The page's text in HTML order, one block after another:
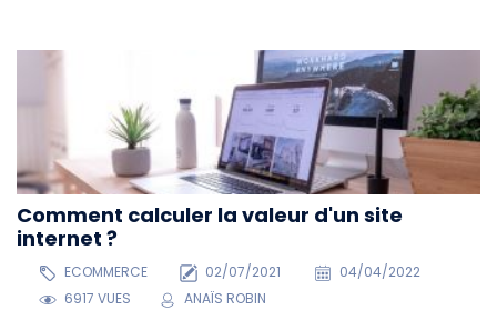
Comment calculer la valeur d'un site
internet ?
ECOMMERCE 02/07/2021
04/04/2022
6917 VUES
ANAÏS ROBIN